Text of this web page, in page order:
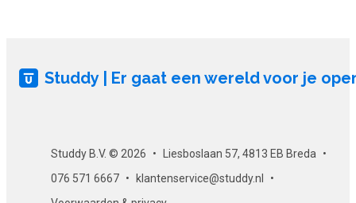
Studdy | Er gaat een wereld voor je
Studdy B.V. © 2026
Liesboslaan 57, 4813 EB Breda
076 571 6667
klantenservice@studdy.nl